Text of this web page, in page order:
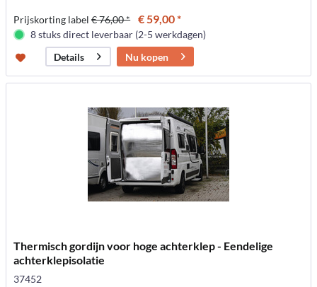
Prijskorting label€ 76,00 * € 59,00 *
8 stuks direct leverbaar (2-5 werkdagen)
Details
Nu kopen
Thermisch gordijn voor hoge achterklep - Eendelige
achterklepisolatie
37452